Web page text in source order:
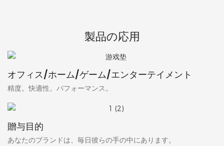
製品の応用
オフィス/ホーム/ゲーム/エンターテイメント
精度。快適性。パフォーマンス。
贈与目的
あなたのブランドは、毎日彼らの手の中にあります。